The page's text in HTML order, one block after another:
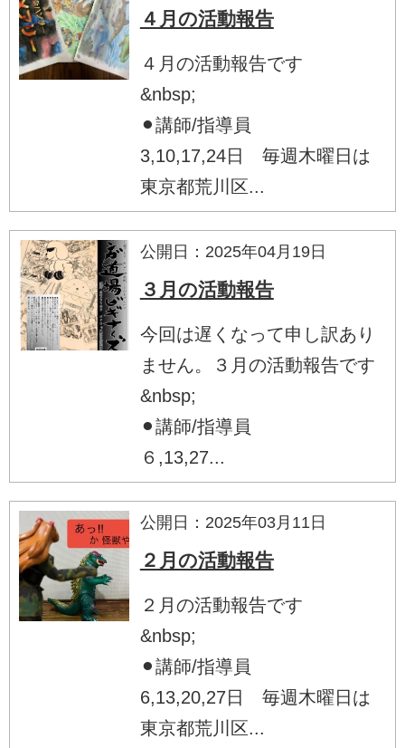
４月の活動報告
４月の活動報告です
&nbsp;
⚫︎講師/指導員
3,10,17,24日 毎週木曜日は
東京都荒川区...
公開日：2025年04月19日
３月の活動報告
今回は遅くなって申し訳あり
ません。３月の活動報告です
&nbsp;
⚫︎講師/指導員
６,13,27...
公開日：2025年03月11日
２月の活動報告
２月の活動報告です
&nbsp;
⚫︎講師/指導員
6,13,20,27日 毎週木曜日は
東京都荒川区...